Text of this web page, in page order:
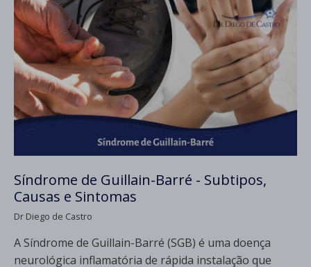
Síndrome de Guillain-Barré - Subtipos,
Causas e Sintomas
Dr Diego de Castro
A Síndrome de Guillain-Barré (SGB) é uma doença
neurológica inflamatória de rápida instalação que